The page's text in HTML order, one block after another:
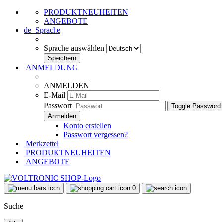
PRODUKTNEUHEITEN
ANGEBOTE
de Sprache
Sprache auswählen
ANMELDUNG
ANMELDEN
E-Mail
Passwort
Toggle
Konto erstellen
Passwort vergessen?
Merkzettel
PRODUKTNEUHEITEN
ANGEBOTE
0
Suche